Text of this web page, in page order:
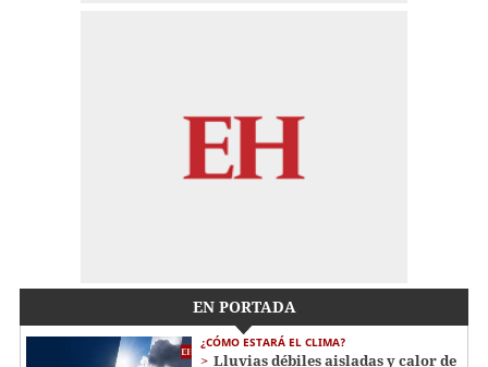
EN PORTADA
¿CÓMO ESTARÁ EL CLIMA?
Lluvias débiles aisladas y calor de